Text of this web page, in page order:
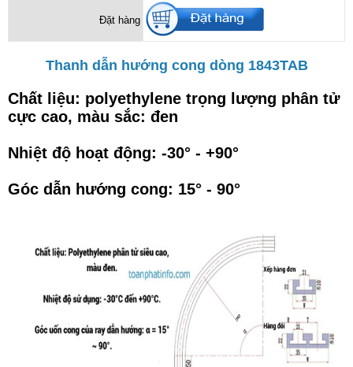
Đặt hàng
Thanh dẫn hướng cong dòng 1843TAB
Chất liệu: polyethylene trọng lượng phân tử
cực cao, màu sắc: đen
Nhiệt độ hoạt động: -30° - +90°
Góc dẫn hướng cong: 15° - 90°